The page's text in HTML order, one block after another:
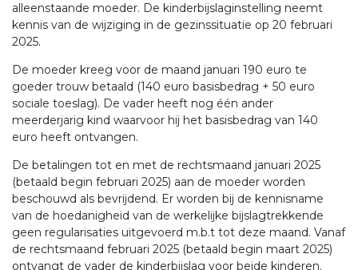
alleenstaande moeder. De kinderbijslaginstelling neemt
kennis van de wijziging in de gezinssituatie op 20 februari
2025.
De moeder kreeg voor de maand januari 190 euro te
goeder trouw betaald (140 euro basisbedrag + 50 euro
sociale toeslag). De vader heeft nog één ander
meerderjarig kind waarvoor hij het basisbedrag van 140
euro heeft ontvangen.
De betalingen tot en met de rechtsmaand januari 2025
(betaald begin februari 2025) aan de moeder worden
beschouwd als bevrijdend. Er worden bij de kennisname
van de hoedanigheid van de werkelijke bijslagtrekkende
geen regularisaties uitgevoerd m.b.t tot deze maand. Vanaf
de rechtsmaand februari 2025 (betaald begin maart 2025)
ontvangt de vader de kinderbijslag voor beide kinderen.